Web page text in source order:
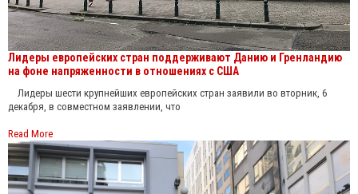
Лидеры европейских стран поддерживают Данию и Гренландию
на фоне напряженности в отношениях с США
Лидеры шести крупнейших европейских стран заявили во вторник, 6
декабря, в совместном заявлении, что
Read More